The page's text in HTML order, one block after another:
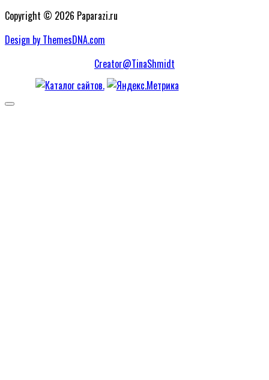
Copyright © 2026 Paparazi.ru
Design by ThemesDNA.com
Creator@TinaShmidt
Scroll